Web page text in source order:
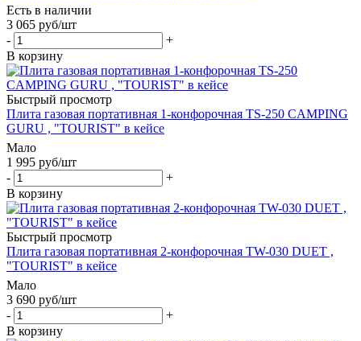
Есть в наличии
3 065 руб/шт
-
+
В корзину
Быстрый просмотр
Плита газовая портативная 1-конфорочная TS-250 CAMPING
GURU , "TOURIST" в кейсе
Мало
1 995 руб/шт
-
+
В корзину
Быстрый просмотр
Плита газовая портативная 2-конфорочная TW-030 DUET ,
"TOURIST" в кейсе
Мало
3 690 руб/шт
-
+
В корзину